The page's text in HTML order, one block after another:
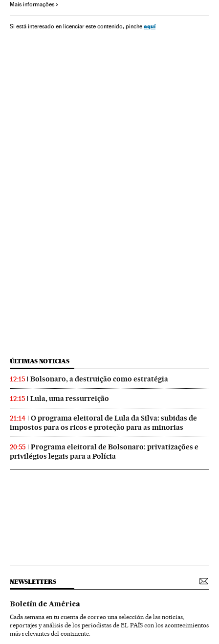
Mais informações
Si está interesado en licenciar este contenido, pinche aquí
ÚLTIMAS NOTICIAS
12:15 Bolsonaro, a destruição como estratégia
12:15 Lula, uma ressurreição
21:14
O programa eleitoral de Lula da Silva: subidas de
impostos para os ricos e proteção para as minorias
20:55
Programa eleitoral de Bolsonaro: privatizações e
privilégios legais para a Polícia
NEWSLETTERS
Boletín de América
Cada semana en tu cuenta de correo una selección de las noticias,
reportajes y análisis de los periodistas de EL PAÍS con los acontecimientos
más relevantes del continente.